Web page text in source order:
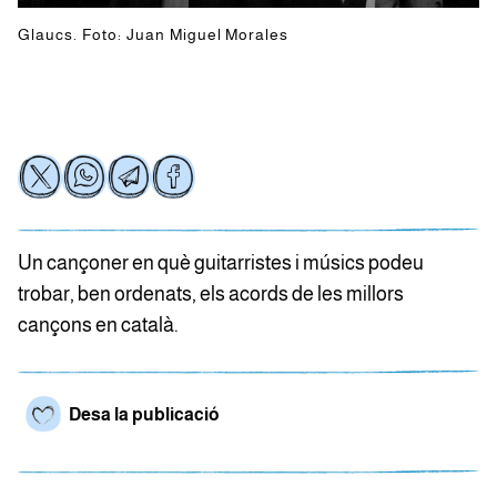
Glaucs. Foto: Juan Miguel Morales
Un cançoner en què guitarristes i músics podeu
trobar, ben ordenats, els acords de les millors
cançons en català.
Desa la publicació